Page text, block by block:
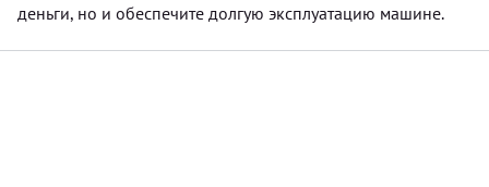
деньги, но и обеспечите долгую эксплуатацию машине.